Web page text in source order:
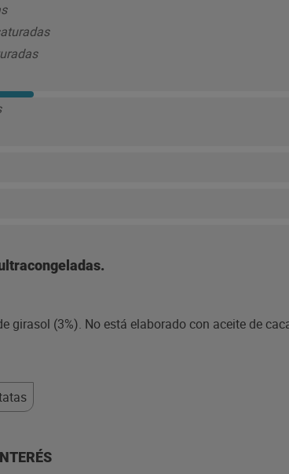
girasol (3%). No está elaborado con aceite de